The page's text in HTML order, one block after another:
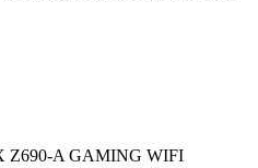
Z690-A GAMING WIFI